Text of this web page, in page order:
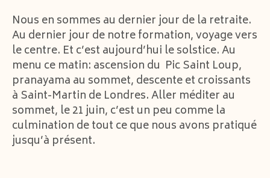
Nous en sommes au dernier jour de la retraite.
Au dernier jour de notre formation, voyage vers
le centre. Et c’est aujourd’hui le solstice. Au
menu ce matin: ascension du Pic Saint Loup,
pranayama au sommet, descente et croissants
à Saint-Martin de Londres. Aller méditer au
sommet, le 21 juin, c’est un peu comme la
culmination de tout ce que nous avons pratiqué
jusqu’à présent.